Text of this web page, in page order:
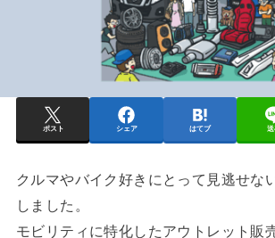
ポスト シェア はてブ 送
クルマやバイク好きにとって見逃せな
しました。
モビリティに特化したアウトレット販